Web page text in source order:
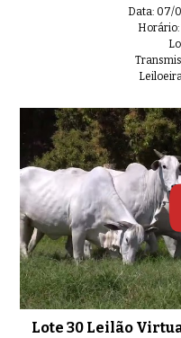
Data: 07/
Horário:
Lote 30 Leilão